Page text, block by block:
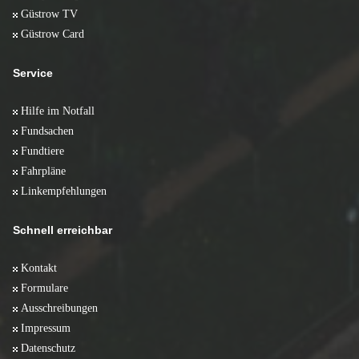
Güstrow TV
Güstrow Card
Service
Hilfe im Notfall
Fundsachen
Fundtiere
Fahrpläne
Linkempfehlungen
Schnell erreichbar
Kontakt
Formulare
Ausschreibungen
Impressum
Datenschutz